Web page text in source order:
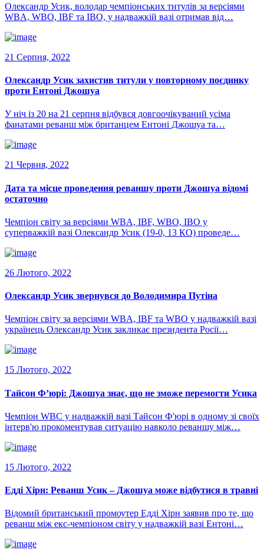
Олександр Усик, володар чемпіонських титулів за версіями
WBA, WBO, IBF та IBO, у надважкій вазі отримав від…
21 Серпня, 2022
Олександр Усик захистив титули у повторному поєдинку
проти Ентоні Джошуа
У ніч із 20 на 21 серпня відбувся довгоочікуваний усіма
фанатами реванш між британцем Ентоні Джошуа та…
21 Червня, 2022
Дата та місце проведення реваншу проти Джошуа відомі
остаточно
Чемпіон світу за версіями WBA, IBF, WBO, IBO у
суперважкій вазі Олександр Усик (19-0, 13 КО) проведе…
26 Лютого, 2022
Олександр Усик звернувся до Володимира Путіна
Чемпіон світу за версіями WBA, IBF та WBO у надважкій вазі
українець Олександр Усик закликає президента Росії…
15 Лютого, 2022
Тайсон Ф’юрі: Джошуа знає, що не зможе перемогти Усика
Чемпіон WBC у надважкій вазі Тайсон Ф'юрі в одному зі своїх
інтерв'ю прокоментував ситуацію навколо реваншу між…
15 Лютого, 2022
Едді Хірн: Реванш Усик – Джошуа може відбутися в травні
Відомий британський промоутер Едді Хірн заявив про те, що
реванш між екс-чемпіоном світу у надважкій вазі Ентоні…